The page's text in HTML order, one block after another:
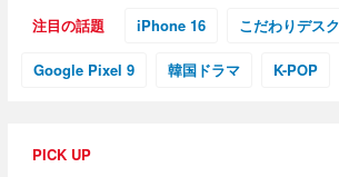
注目の話題 iPhone 16 こだわりデス
Google Pixel 9 韓国ドラマ K-POP
PICK UP